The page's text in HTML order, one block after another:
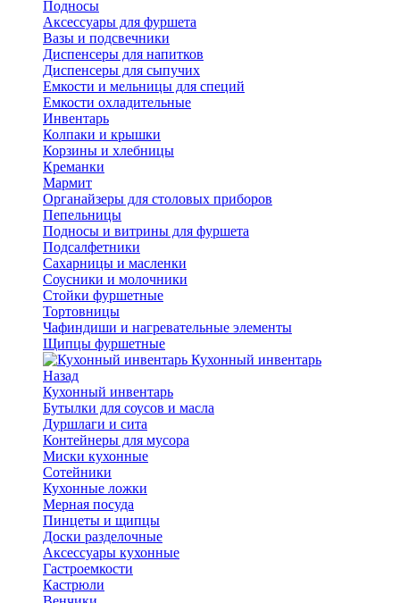
Подносы
Аксессуары для фуршета
Вазы и подсвечники
Диспенсеры для напитков
Диспенсеры для сыпучих
Емкости и мельницы для специй
Емкости охладительные
Инвентарь
Колпаки и крышки
Корзины и хлебницы
Креманки
Мармит
Органайзеры для столовых приборов
Пепельницы
Подносы и витрины для фуршета
Подсалфетники
Сахарницы и масленки
Соусники и молочники
Стойки фуршетные
Тортовницы
Чафиндиши и нагревательные элементы
Щипцы фуршетные
Кухонный инвентарь
Назад
Кухонный инвентарь
Бутылки для соусов и масла
Дуршлаги и сита
Контейнеры для мусора
Миски кухонные
Сотейники
Кухонные ложки
Мерная посуда
Пинцеты и щипцы
Доски разделочные
Аксессуары кухонные
Гастроемкости
Кастрюли